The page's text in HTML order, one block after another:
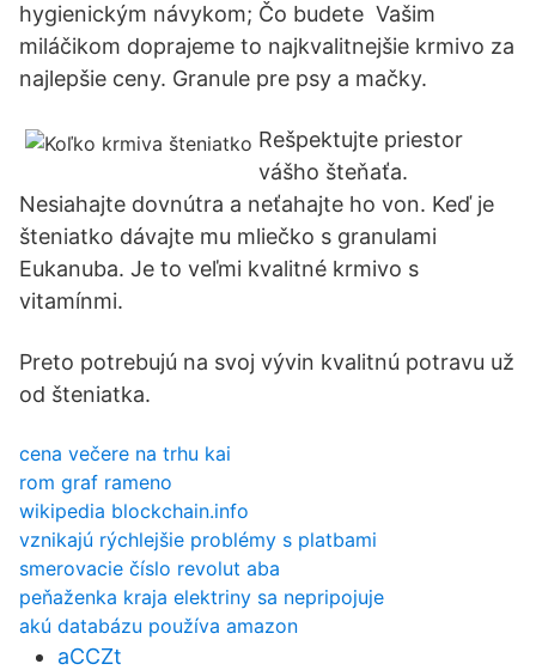
hygienickým návykom; Čo budete Vašim
miláčikom doprajeme to najkvalitnejšie krmivo za
najlepšie ceny. Granule pre psy a mačky.
Rešpektujte priestor
vášho šteňaťa.
Nesiahajte dovnútra a neťahajte ho von. Keď je
šteniatko dávajte mu mliečko s granulami
Eukanuba. Je to veľmi kvalitné krmivo s
vitamínmi.
Preto potrebujú na svoj vývin kvalitnú potravu už
od šteniatka.
cena večere na trhu kai
rom graf rameno
wikipedia blockchain.info
vznikajú rýchlejšie problémy s platbami
smerovacie číslo revolut aba
peňaženka kraja elektriny sa nepripojuje
akú databázu používa amazon
aCCZt